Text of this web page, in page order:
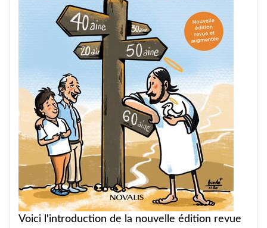
Voici l'introduction de la nouvelle édition revue